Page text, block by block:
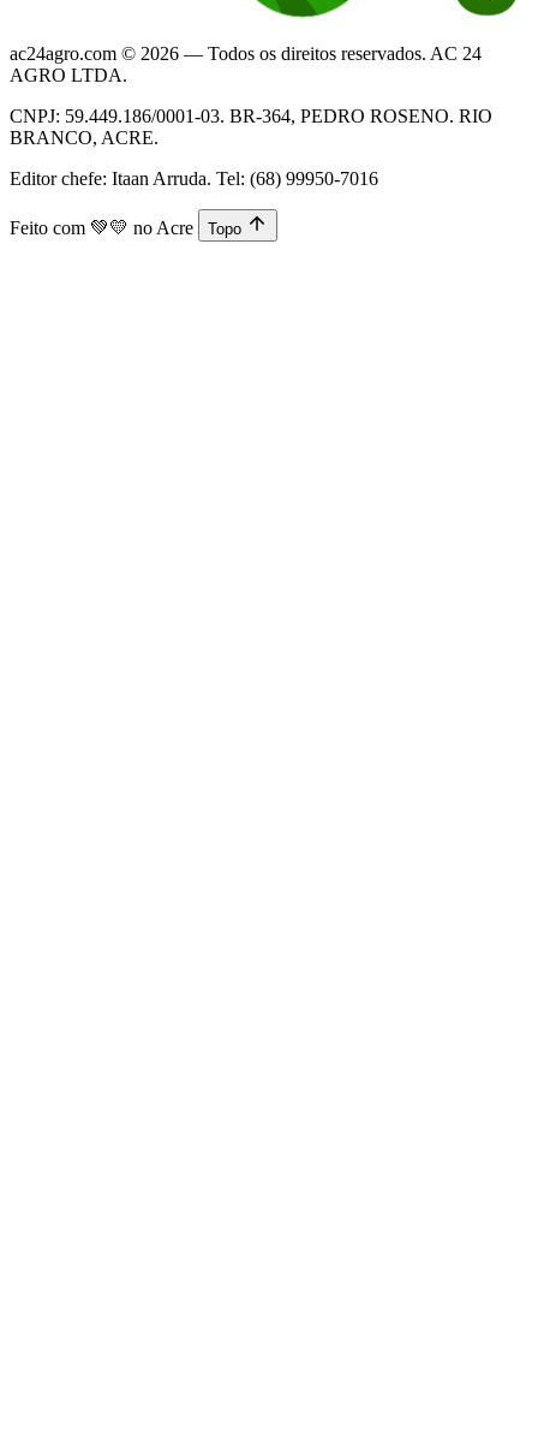
ac24agro.com © 2026 — Todos os direitos reservados. AC 24
AGRO LTDA.
CNPJ: 59.449.186/0001-03. BR-364, PEDRO ROSENO. RIO
BRANCO, ACRE.
Editor chefe: Itaan Arruda. Tel: (68) 99950-7016
Feito com 💚💛 no Acre Topo